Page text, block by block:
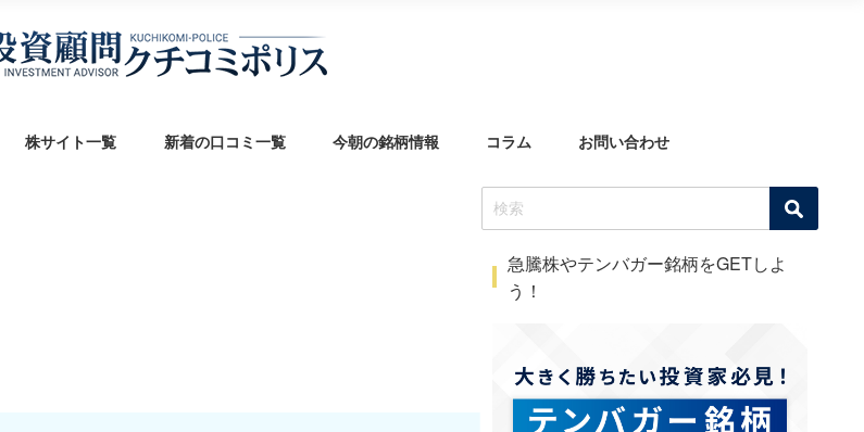
株サイト一覧 新着の口コミ一覧 今朝の銘柄情報 コラム お問い合わせ
急騰株やテンバガー銘柄をGETしよ
う！